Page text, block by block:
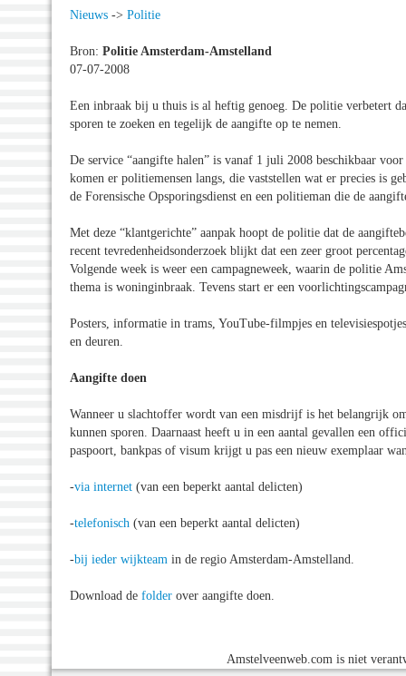
Nieuws -> Politie
Bron: Politie Amsterdam-Amstelland
07-07-2008
Een inbraak bij u thuis is al heftig genoeg. De politie verbetert
sporen te zoeken en tegelijk de aangifte op te nemen.
De service “aangifte halen” is vanaf 1 juli 2008 beschikbaar
komen er politiemensen langs, die vaststellen wat er precies is
de Forensische Opsporingsdienst en een politieman die de
Met deze “klantgerichte” aanpak hoopt de politie dat de
recent tevredenheidsonderzoek blijkt dat een zeer groot
Volgende week is weer een campagneweek, waarin de politie
thema is woninginbraak. Tevens start er een
Posters, informatie in trams, YouTube-filmpjes en
en deuren.
Aangifte doen
Wanneer u slachtoffer wordt van een misdrijf is het belangrijk
kunnen sporen. Daarnaast heeft u in een aantal gevallen een
paspoort, bankpas of visum krijgt u pas een nieuw exemplaar
-via internet (van een beperkt aantal delicten)
-telefonisch (van een beperkt aantal delicten)
-bij ieder wijkteam in de regio Amsterdam-Amstelland.
Download de folder over aangifte doen.
Amstelveenweb.com is niet